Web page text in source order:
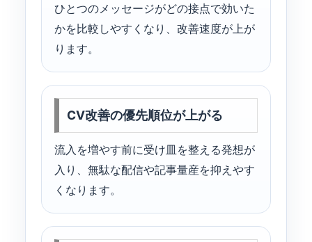
ひとつのメッセージがどの接点で効いた
かを比較しやすくなり、改善速度が上が
ります。
CV改善の優先順位が上がる
流入を増やす前に受け皿を整える発想が
入り、無駄な配信や記事量産を抑えやす
くなります。